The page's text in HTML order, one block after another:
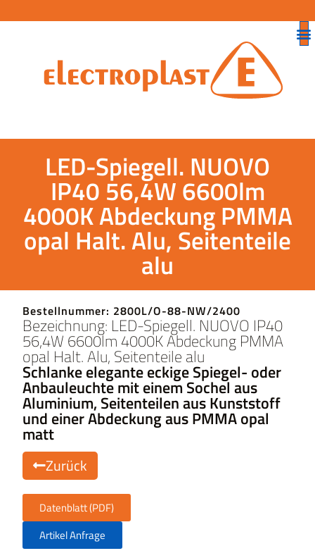
LED-Spiegell. NUOVO
IP40 56,4W 6600lm
4000K Abdeckung PMMA
opal Halt. Alu, Seitenteile
alu
Bestellnummer: 2800L/O-88-NW/2400
Bezeichnung: LED-Spiegell. NUOVO IP40
56,4W 6600lm 4000K Abdeckung PMMA
opal Halt. Alu, Seitenteile alu
Schlanke elegante eckige Spiegel- oder
Anbauleuchte mit einem Sochel aus
Aluminium, Seitenteilen aus Kunststoff
und einer Abdeckung aus PMMA opal
matt
Zurück
Datenblatt (PDF)
Artikel Anfrage